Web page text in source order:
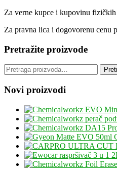
Za verne kupce i kupovinu fizičkih
Za pravna lica i dogovorenu cenu
Pretražite proizvode
Pretraga
za:
Novi proizvodi